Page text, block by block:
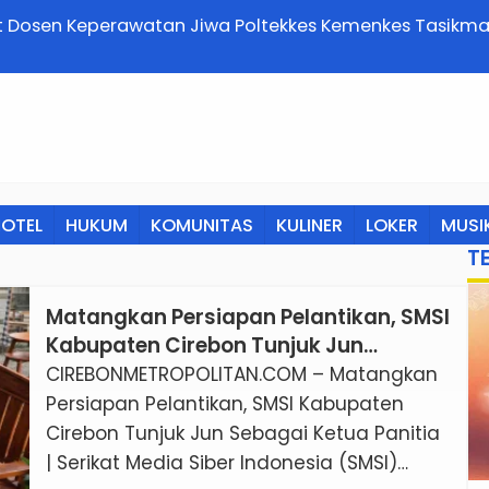
Keperawatan Jiwa Poltekkes Kemenkes
HUKUM KOMUNITAS KULINER LOKER
Matangkan Persiapan Pelantikan, SMSI
Kabupaten Cirebon Tunjuk Jun
Sebagai Ketua Panitia
CIREBONMETROPOLITAN.COM – Matangkan
Persiapan Pelantikan, SMSI Kabupaten
Cirebon Tunjuk Jun Sebagai Ketua Panitia
| Serikat Media Siber Indonesia (SMSI)